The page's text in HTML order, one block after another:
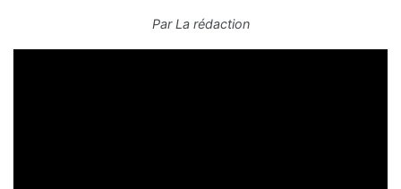
ParLa rédaction